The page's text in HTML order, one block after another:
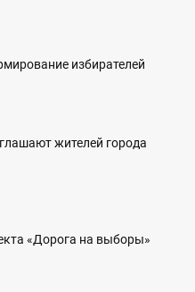
избирателей
жителей города
«Дорога на выборы»